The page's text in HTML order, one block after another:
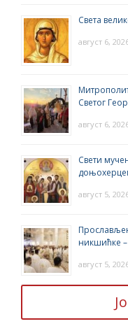
Света
август 6,
Светог
август 6,
Свети
август 5,
никшићке
август 5,